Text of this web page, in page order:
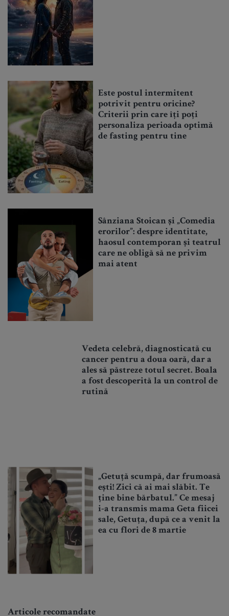
Este postul intermitent
potrivit pentru oricine?
Criterii prin care îți poți
personaliza perioada optimă
de fasting pentru tine
Sânziana Stoican și „Comedia
erorilor”: despre identitate,
haosul contemporan și teatrul
care ne obligă să ne privim
mai atent
Vedeta celebră, diagnosticată cu
cancer pentru a doua oară, dar a
ales să păstreze totul secret. Boala
a fost descoperită la un control de
rutină
„Getuță scumpă, dar frumoasă
ești! Zici că ai mai slăbit. Te
ține bine bărbatul.” Ce mesaj
i-a transmis mama Geta fiicei
sale, Getuța, după ce a venit la
ea cu flori de 8 martie
Articole recomandate